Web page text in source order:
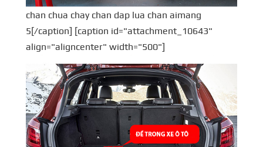
chan chua chay chan dap lua chan aimang
5[/caption] [caption id="attachment_10643"
align="aligncenter" width="500"]